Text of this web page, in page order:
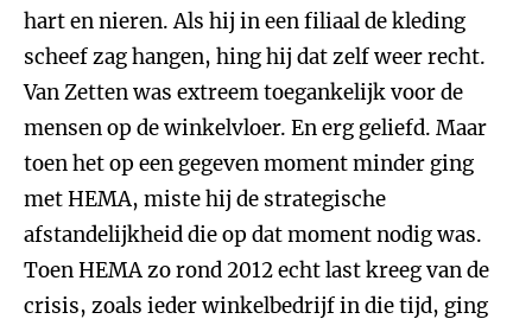
hart en nieren. Als hij in een filiaal de kleding
scheef zag hangen, hing hij dat zelf weer recht.
Van Zetten was extreem toegankelijk voor de
mensen op de winkelvloer. En erg geliefd. Maar
toen het op een gegeven moment minder ging
met HEMA, miste hij de strategische
afstandelijkheid die op dat moment nodig was.
Toen HEMA zo rond 2012 echt last kreeg van de
crisis, zoals ieder winkelbedrijf in die tijd, ging